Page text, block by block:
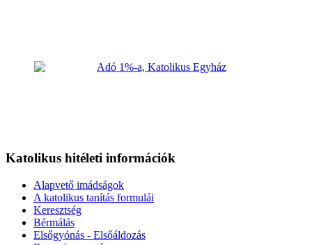
Katolikus hitéleti információk
Alapvető imádságok
A katolikus tanítás formulái
Keresztség
Bérmálás
Elsőgyónás - Elsőáldozás